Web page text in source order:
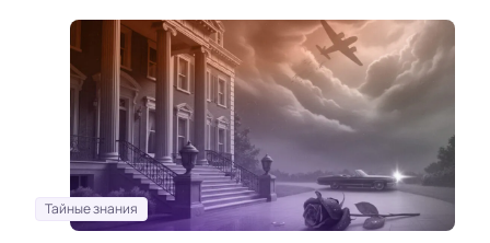
Тайные знания